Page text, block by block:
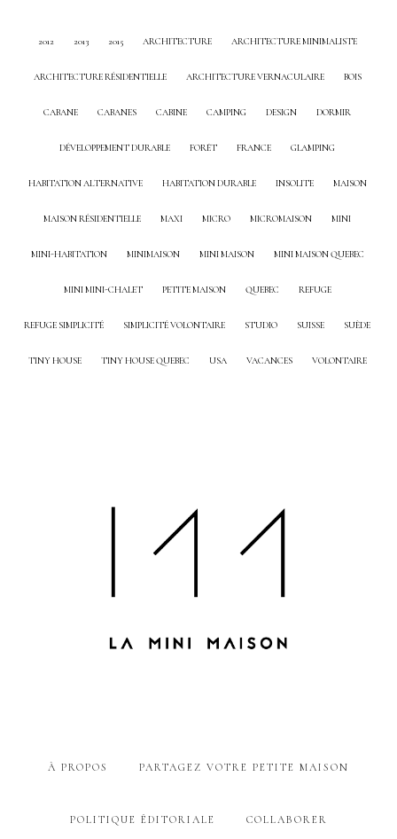
2012 2013 2015 ARCHITECTURE ARCHITECTURE MINIMALISTE
ARCHITECTURE RÉSIDENTIELLE ARCHITECTURE VERNACULAIRE BOIS
CABANE CABANES CABINE CAMPING DESIGN DORMIR
DÉVELOPPEMENT DURABLE FORÊT FRANCE GLAMPING
HABITATION ALTERNATIVE HABITATION DURABLE INSOLITE MAISON
MAISON RÉSIDENTIELLE MAXI MICRO MICROMAISON MINI
MINI-HABITATION MINIMAISON MINI MAISON MINI MAISON QUEBEC
MINI MINI-CHALET PETITE MAISON QUEBEC REFUGE
REFUGE SIMPLICITÉ SIMPLICITÉ VOLONTAIRE STUDIO SUISSE SUÈDE
TINY HOUSE TINY HOUSE QUEBEC USA VACANCES VOLONTAIRE
À PROPOS PARTAGEZ VOTRE PETITE MAISON
POLITIQUE ÉDITORIALE COLLABORER